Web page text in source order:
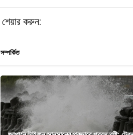
শেয়ার করুন:
সম্পর্কিত